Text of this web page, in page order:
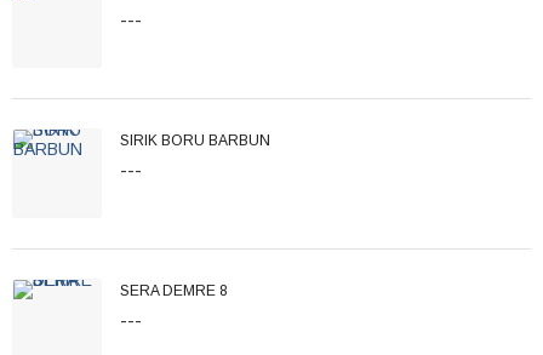
---
SIRIK BORU BARBUN
---
SERA DEMRE 8
---